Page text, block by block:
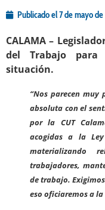
Publicado el7 de mayo
CALAMA –
del Trabajo para
situación.
“Nos parecen muy
absoluta con el
por la CUT
acogidas a la
materializando
trabajadores,
de trabajo.
eso oficiaremos a